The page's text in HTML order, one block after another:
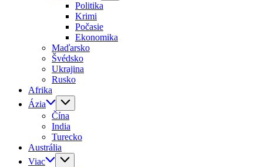
Politika
Krimi
Počasie
Ekonomika
Maďarsko
Švédsko
Ukrajina
Rusko
Afrika
Ázia
Čína
India
Turecko
Austrália
Viac